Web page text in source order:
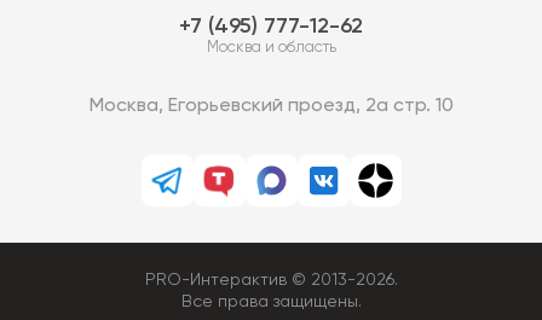
7 (495) 777-12-62
Москва и область
Москва, Егорьевский проезд, 2а стр. 10
PRO-Интерактив © 2013-2026.
Все права защищены.